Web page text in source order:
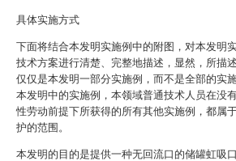
具体实施方式
下面将结合本发明实施例中的附图，对本发明
技术方案进行清楚、完整地描述，显然，所描
仅仅是本发明一部分实施例，而不是全部的实
本发明中的实施例，本领域普通技术人员在没
性劳动前提下所获得的所有其他实施例，都属
护的范围。
本发明的目的是提供一种无回流口的储罐虹吸